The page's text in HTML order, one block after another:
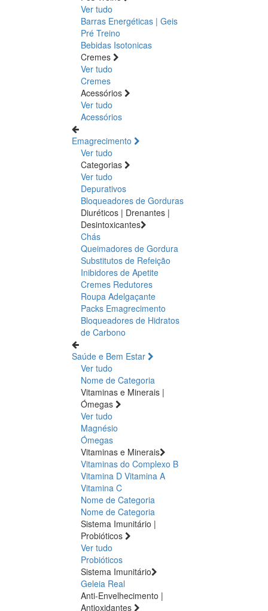
Ver tudo
Barras Energéticas | Geis
Pré Treino
Bebidas Isotonicas
Cremes
Ver tudo
Cremes
Acessórios
Ver tudo
Acessórios
Emagrecimento
Ver tudo
Categorias
Ver tudo
Depurativos
Bloqueadores de Gorduras
Diuréticos | Drenantes |
Desintoxicantes
Chás
Queimadores de Gordura
Substitutos de Refeição
Inibidores de Apetite
Cremes Redutores
Roupa Adelgaçante
Packs Emagrecimento
Bloqueadores de Hidratos
de Carbono
Saúde e Bem Estar
Ver tudo
Nome de Categoria
Vitaminas e Minerais |
Ómegas
Ver tudo
Magnésio
Ómegas
Vitaminas e Minerais
Vitaminas do Complexo B
Vitamina D Vitamina A
Vitamina C
Nome de Categoria
Nome de Categoria
Sistema Imunitário |
Probióticos
Ver tudo
Probióticos
Sistema Imunitário
Geleia Real
Anti-Envelhecimento |
Antioxidantes